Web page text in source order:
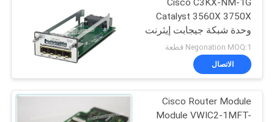
الموقع
سياسة
الخصوصية
Cisco C3KX-NM-1G
Catalyst 3560X 3750X
وحدة شبكة جيجابت إيثرنت
ذات 4 منافذ
Negonation MOQ:1 قطعة
الاتصال
Cisco Router Module
Module VWIC2-1MFT-